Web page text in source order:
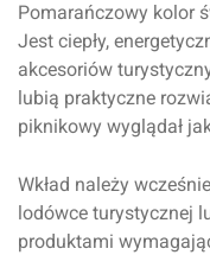
Pomarańczowy kolor
Jest ciepły,
akcesoriów
lubią praktyczne
piknikowy wyglądał
Wkład należy
lodówce turystycznej
produktami